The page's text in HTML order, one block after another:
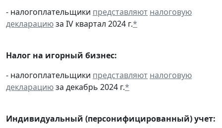
- налогоплательщики представляют налоговую
декларациюза IV квартал 2024 г.*
Налог на игорный бизнес:
- налогоплательщики представляют налоговую
декларациюза декабрь 2024 г.*
Индивидуальный (персонифицированный) учет: